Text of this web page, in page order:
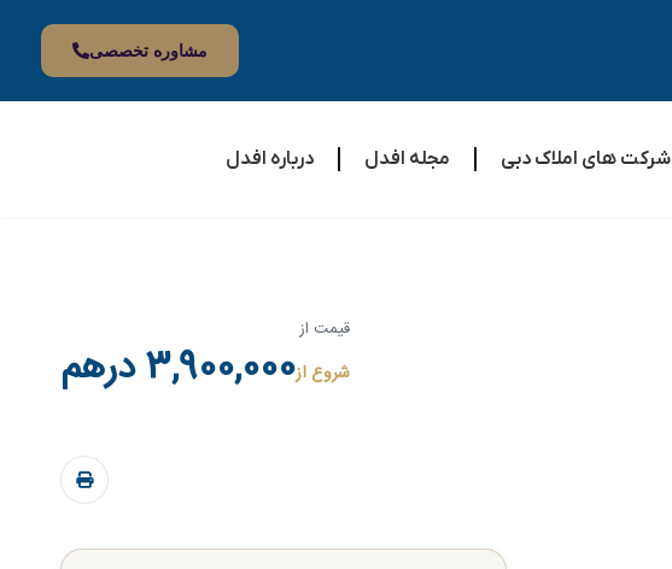
مشاوره تخصصی
شرکت های املاک دبی مجله افدل درباره افدل
قیمت از
شروع از3,900,000 درهم